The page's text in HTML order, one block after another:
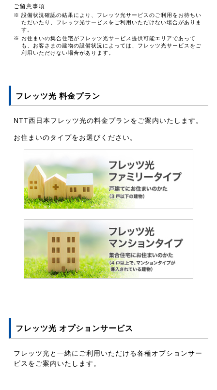
ご留意事項
※ 設備状況確認の結果により、フレッツ光サービスのご利用をお待ちい
ただいたり、フレッツ光サービスをご利用いただけない場合がありま
す。
※ お住まいの集合住宅がフレッツ光サービス提供可能エリアであって
も、お客さまの建物の設備状況によっては、フレッツ光サービスをご
利用いただけない場合があります。
フレッツ光 料金プラン
NTT西日本フレッツ光の料金プランをご案内いたします。
お住まいのタイプをお選びください。
フレッツ光 オプションサービス
フレッツ光と一緒にご利用いただける各種オプションサー
ビスをご案内いたします。